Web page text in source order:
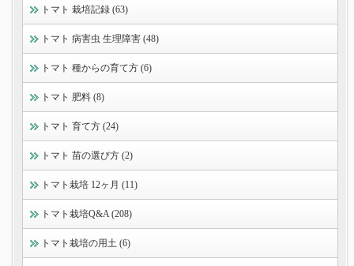
トマト 栽培記録 (63)
トマト 病害虫 生理障害 (48)
トマト 種からの育て方 (6)
トマト 肥料 (8)
トマト 育て方 (24)
トマト 苗の選び方 (2)
トマト栽培 12ヶ月 (11)
トマト栽培Q&A (208)
トマト栽培の用土 (6)